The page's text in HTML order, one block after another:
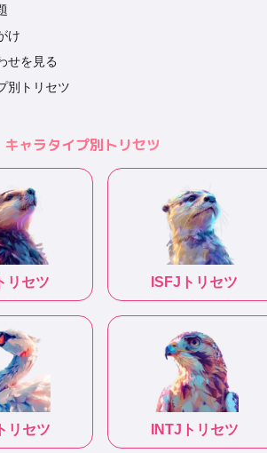
け
せを見る
別トリセツ
キャラタイプ別トリセツ
トリセツ ISFJ トリセツ
トリセツ INTJ トリセツ